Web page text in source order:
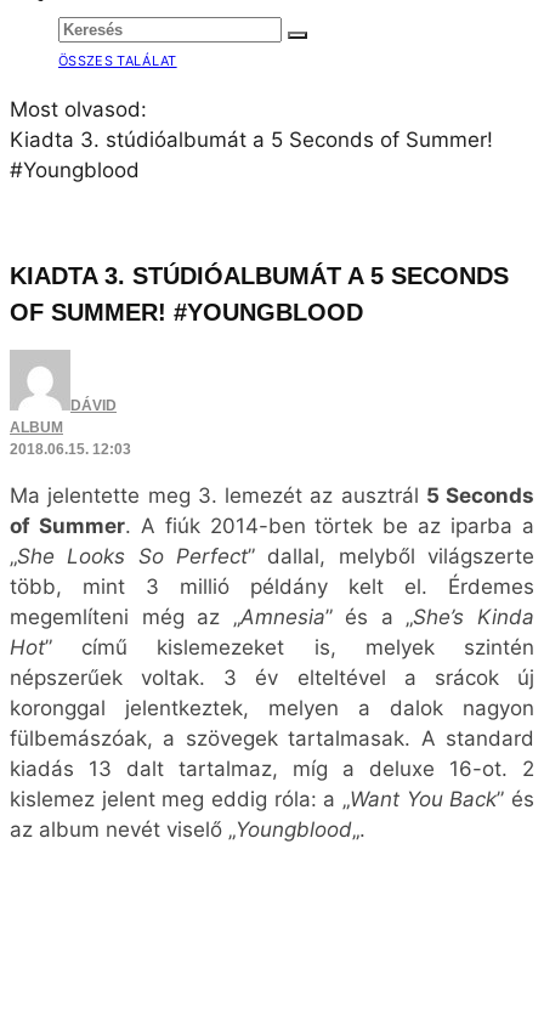
ÖSSZES TALÁLAT
Most olvasod:
Kiadta 3. stúdióalbumát a 5 Seconds of Summer!
#Youngblood
KIADTA 3. STÚDIÓALBUMÁT A 5 SECONDS
OF SUMMER! #YOUNGBLOOD
DÁVID
ALBUM
2018.06.15. 12:03
Ma jelentette meg 3. lemezét az ausztrál 5 Seconds
of Summer. A fiúk 2014-ben törtek be az iparba a
„She Looks So Perfect” dallal, melyből világszerte
több, mint 3 millió példány kelt el. Érdemes
megemlíteni még az „Amnesia” és a „She’s Kinda
Hot” című kislemezeket is, melyek szintén
népszerűek voltak. 3 év elteltével a srácok új
koronggal jelentkeztek, melyen a dalok nagyon
fülbemászóak, a szövegek tartalmasak. A standard
kiadás 13 dalt tartalmaz, míg a deluxe 16-ot. 2
kislemez jelent meg eddig róla: a „Want You Back” és
az album nevét viselő „Youngblood„.